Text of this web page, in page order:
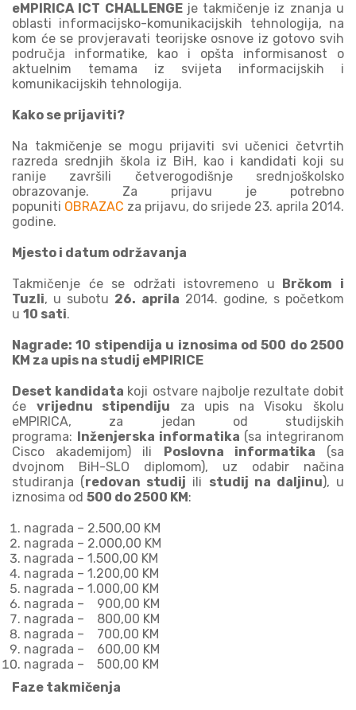
eMPIRICA ICT CHALLENGE je takmičenje iz znanja u
oblasti informacijsko-komunikacijskih tehnologija, na
kom će se provjeravati teorijske osnove iz gotovo svih
područja informatike, kao i opšta informisanost o
aktuelnim temama iz svijeta informacijskih i
komunikacijskih tehnologija.
Kako se prijaviti?
Na takmičenje se mogu prijaviti svi učenici četvrtih
razreda srednjih škola iz BiH, kao i kandidati koji su
ranije završili četverogodišnje srednjoškolsko
obrazovanje. Za prijavu je potrebno
popuniti OBRAZAC za prijavu, do srijede 23. aprila 2014.
godine.
Mjesto i datum održavanja
Takmičenje će se održati istovremeno u Brčkom i
Tuzli, u subotu 26. aprila 2014. godine, s početkom
u 10 sati.
Nagrade: 10 stipendija u iznosima od 500 do 2500
KM za upis na studij eMPIRICE
Deset kandidata koji ostvare najbolje rezultate dobit
će vrijednu stipendiju za upis na Visoku školu
eMPIRICA, za jedan od studijskih
programa: Inženjerska informatika (sa integriranom
Cisco akademijom) ili Poslovna informatika (sa
dvojnom BiH-SLO diplomom), uz odabir načina
studiranja (redovan studij ili studij na daljinu), u
iznosima od 500 do 2500 KM:
nagrada – 2.500,00 KM
nagrada – 2.000,00 KM
nagrada – 1.500,00 KM
nagrada – 1.200,00 KM
nagrada – 1.000,00 KM
nagrada – 900,00 KM
nagrada – 800,00 KM
nagrada – 700,00 KM
nagrada – 600,00 KM
nagrada – 500,00 KM
Faze takmičenja